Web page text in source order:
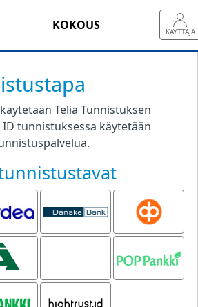
KÄYTTÄJÄ
KOKOUS
Telia Tunnistuksen
tunnistuksessa käytetään
Bank
OP